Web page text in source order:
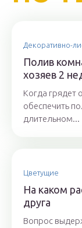
Декоративно-
Полив
хозяев 2
Когда грядет
обеспечить
длительном...
Цветущие
На каком
друга
Вопрос